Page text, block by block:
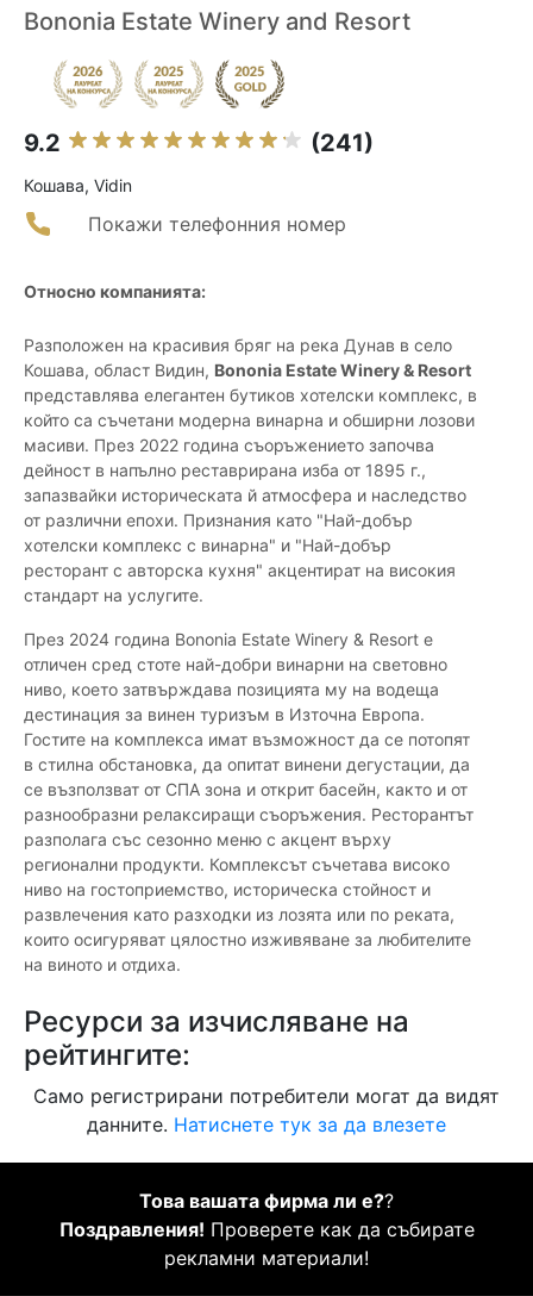
Bononia Estate Winery and Resort
9.2 (241)
Кошава, Vidin
Покажи телефонния номер
Относно компанията:
Разположен на красивия бряг на река Дунав в село
Кошава, област Видин, Bononia Estate Winery & Resort
представлява елегантен бутиков хотелски комплекс, в
който са съчетани модерна винарна и обширни лозови
масиви. През 2022 година съоръжението започва
дейност в напълно реставрирана изба от 1895 г.,
запазвайки историческата й атмосфера и наследство
от различни епохи. Признания като "Най-добър
хотелски комплекс с винарна" и "Най-добър
ресторант с авторска кухня" акцентират на високия
стандарт на услугите.
През 2024 година Bononia Estate Winery & Resort е
отличен сред стоте най-добри винарни на световно
ниво, което затвърждава позицията му на водеща
дестинация за винен туризъм в Източна Европа.
Гостите на комплекса имат възможност да се потопят
в стилна обстановка, да опитат винени дегустации, да
се възползват от СПА зона и открит басейн, както и от
разнообразни релаксиращи съоръжения. Ресторантът
разполага със сезонно меню с акцент върху
регионални продукти. Комплексът съчетава високо
ниво на гостоприемство, историческа стойност и
развлечения като разходки из лозята или по реката,
които осигуряват цялостно изживяване за любителите
на виното и отдиха.
Ресурси за изчисляване на
рейтингите:
Само регистрирани потребители могат да видят
данните. Натиснете тук за да влезете
Това вашата фирма ли е??
Поздравления! Проверете как да събирате
рекламни материали!